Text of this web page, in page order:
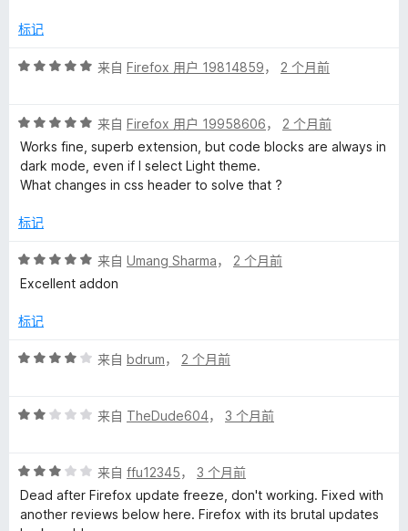
标记
评
/
5
来自 Firefox 用户 19814859， 2 个月前
评
分
5
/
来自 Firefox 用户 19958606， 2 个月前
Works fine, superb extension, but code blocks are always in
dark mode, even if I select Light theme.
What changes in css header to solve that ?
标记
评
分
/
来自 Umang Sharma， 2 个月前
Excellent addon
标记
评
/
来自 bdrum， 2 个月前
评
/
5
来自 TheDude604， 3 个月前
评
分
3
来自 ffu12345， 3 个月前
Dead after Firefox update freeze, don't working. Fixed with
another reviews below here. Firefox with its brutal updates